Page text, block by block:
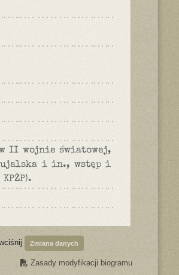
II wojnie światowej,
i in., wstęp i
Zmiana danych
Zasady modyfikacji biogramu